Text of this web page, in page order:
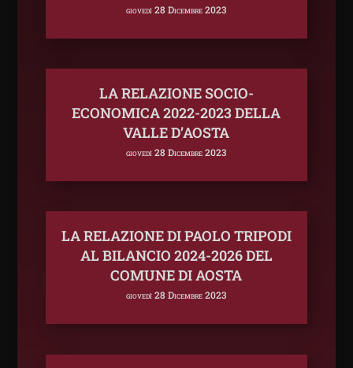
giovedì 28 Dicembre 2023
LA RELAZIONE SOCIO-
ECONOMICA 2022-2023 DELLA
VALLE D’AOSTA
giovedì 28 Dicembre 2023
LA RELAZIONE DI PAOLO TRIPODI
AL BILANCIO 2024-2026 DEL
COMUNE DI AOSTA
giovedì 28 Dicembre 2023